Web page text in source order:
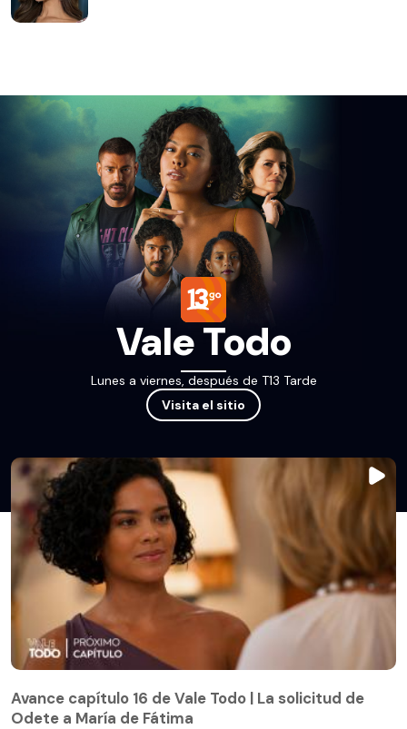
Vale Todo
Lunes a viernes, después de T13 Tarde
Visita el sitio
Avance capítulo 16 de Vale Todo | La solicitud de
Odete a María de Fátima